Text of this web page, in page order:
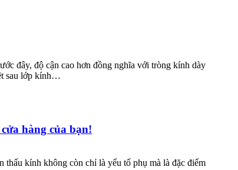
đây, độ cận cao hơn đồng nghĩa với tròng kính dày
sau lớp kính…
hàng của bạn!
kính không còn chỉ là yếu tố phụ mà là đặc điểm